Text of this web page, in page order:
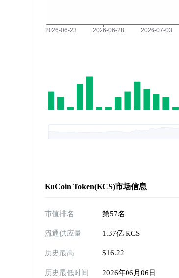
KuCoin Token(KCS)市场信息
市值排名 第57名
流通供应量 1.37亿 KCS
历史最高 $16.22
历史最低时间 2026年06月06日